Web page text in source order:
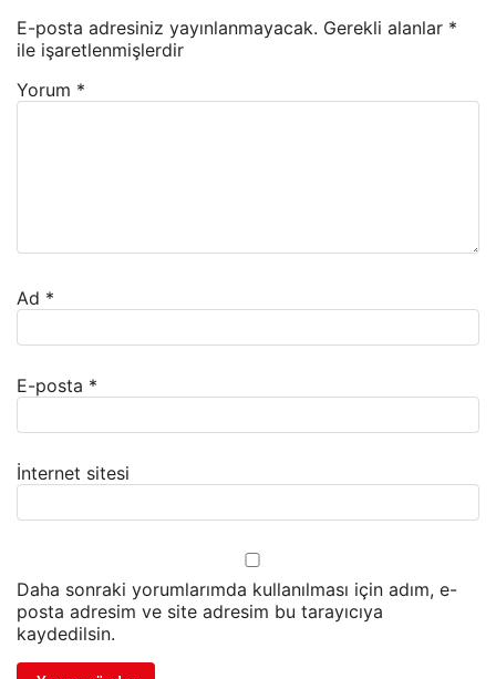
E-posta adresiniz yayınlanmayacak. Gerekli alanlar *
ile işaretlenmişlerdir
Yorum *
Ad *
E-posta *
İnternet sitesi
Daha sonraki yorumlarımda kullanılması için adım, e-
posta adresim ve site adresim bu tarayıcıya
kaydedilsin.